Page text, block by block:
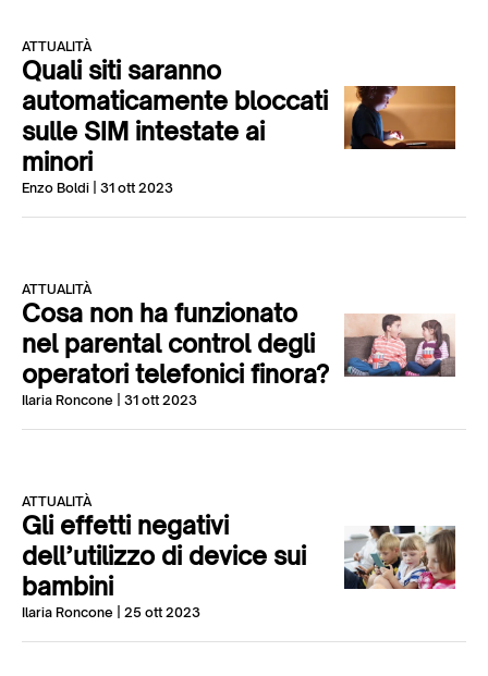
ATTUALITÀ
Quali siti saranno
automaticamente bloccati
sulle SIM intestate ai
minori
Enzo Boldi | 31 ott 2023
ATTUALITÀ
Cosa non ha funzionato
nel parental control degli
operatori telefonici finora?
Ilaria Roncone | 31 ott 2023
ATTUALITÀ
Gli effetti negativi
dell’utilizzo di device sui
bambini
Ilaria Roncone | 25 ott 2023